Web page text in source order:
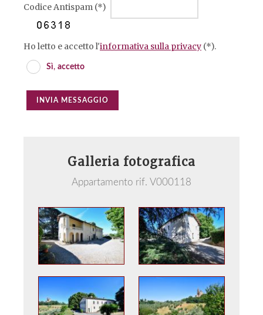
Codice Antispam (*)
Ho letto e accetto l'informativa sulla privacy (*).
Sì, accetto
INVIA MESSAGGIO
Galleria fotografica
Appartamento rif. V000118